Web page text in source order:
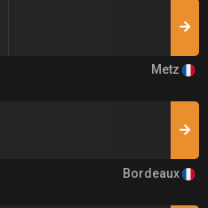
Metz
Bordeaux